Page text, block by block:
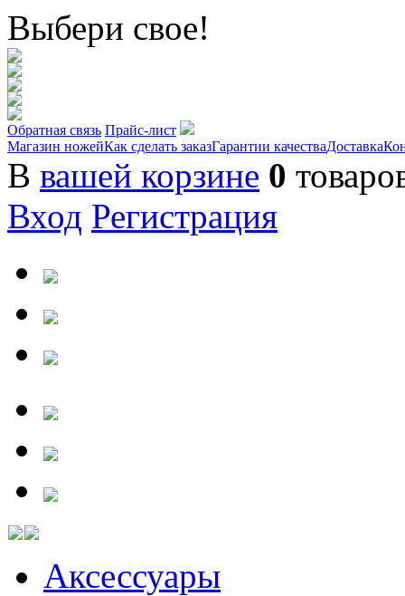
Выбери свое!
Обратная связь Прайс-лист
Магазин ножейКак сделать заказГарантии качестваДоставка
В вашей корзине 0
Вход Регистрация
Аксессуары